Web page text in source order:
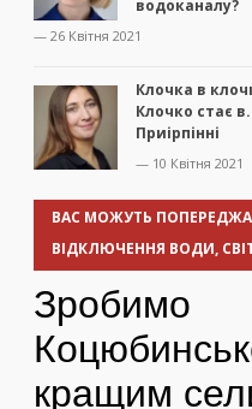
водоканалу?
— 26 Квітня 2021
Клочка в
Клочко стає
Приірпінні
— 10 Квітня 2021
ВАС МОЖУТЬ
ВІДКЛЮЧЕННЯ ВОДИ,